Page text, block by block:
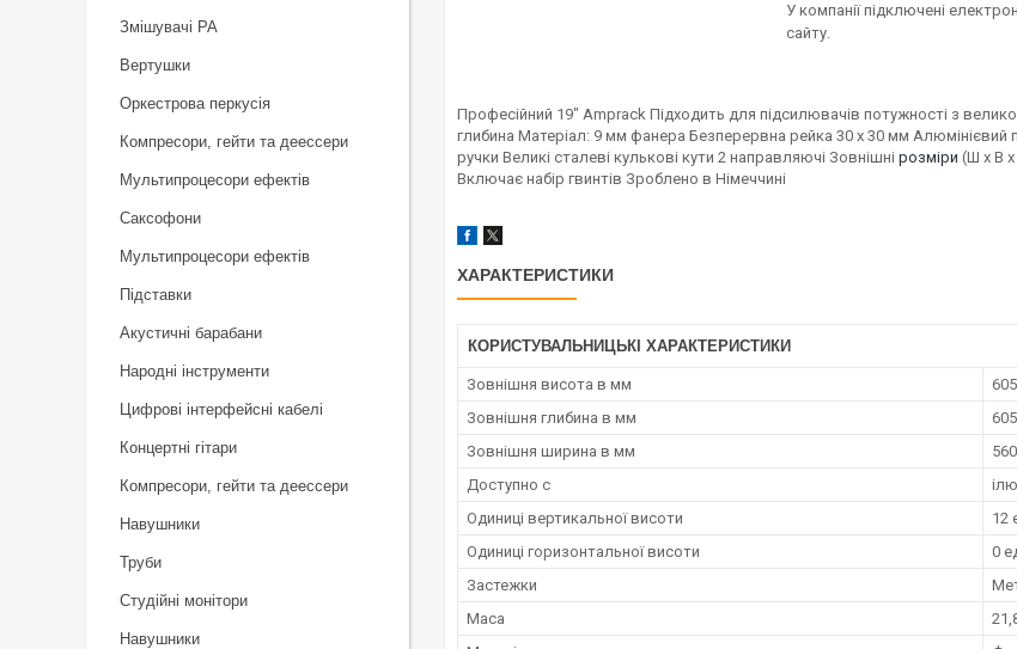
У компанії підключені
сайту.
Професійний 19" Amprack Підходить для підсилювачів потужності з
глибина Матеріал: 9 мм фанера Безперервна рейка 30 x 30 мм
ручки Великі сталеві кулькові кути 2 направляючі Зовнішні розміри (Ш x В x
Включає набір гвинтів Зроблено в Німеччині
ХАРАКТЕРИСТИКИ
КОРИСТУВАЛЬНИЦЬКІ ХАРАКТЕРИСТИКИ
Зовнішня висота в мм
Зовнішня глибина в мм
Зовнішня ширина в мм
Доступно с
Одиниці вертикальної висоти
12
Одиниці горизонтальної висоти
0
Застежки
Маса
Змішувачі PA
Вертушки
Оркестрова перкусія
Компресори, гейти та деессери
Мультипроцесори ефектів
Саксофони
Мультипроцесори ефектів
Підставки
Акустичні барабани
Народні інструменти
Цифрові інтерфейсні кабелі
Концертні гітари
Компресори, гейти та деессери
Навушники
Труби
Студійні монітори
Навушники